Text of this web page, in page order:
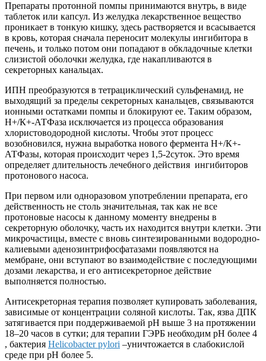
Препараты протонной помпы принимаются внутрь, в виде
таблеток или капсул. Из желудка лекарственное вещество
проникает в тонкую кишку, здесь растворяется и всасывается
в кровь, которая сначала переносит молекулы ингибитора в
печень, и только потом они попадают в обкладочные клетки
слизистой оболочки желудка, где накапливаются в
секреторных канальцах.
ИПН преобразуются в тетрациклический сульфенамид, не
выходящий за пределы секреторных канальцев, связываются
ионными остатками помпы и блокируют ее. Таким образом,
Н+/К+-АТФаза исключается из процесса образования
хлористоводородной кислоты. Чтобы этот процесс
возобновился, нужна выработка нового фермента Н+/К+-
АТФазы, которая происходит через 1,5-2суток. Это время
определяет длительность лечебного действия ингибиторов
протонового насоса.
При первом или одноразовом употреблении препарата, его
действенность не столь значительная, так как не все
протоновые насосы к данному моменту внедрены в
секреторную оболочку, часть их находится внутри клетки. Эти
микрочастицы, вместе с вновь синтезированными водородно-
калиевыми аденозинтрифосфатазами появляются на
мембране, они вступают во взаимодействие с последующими
дозами лекарства, и его антисекреторное действие
выполняется полностью.
Антисекреторная терапия позволяет купировать заболевания,
зависимые от концентрации соляной кислоты. Так, язва ДПК
затягивается при поддерживаемой рН выше 3 на протяжении
18–20 часов в сутки; для терапии ГЭРБ необходим рН более 4
, бактерия Helicobacter pylori –уничтожается в слабокислой
среде при рН более 5.